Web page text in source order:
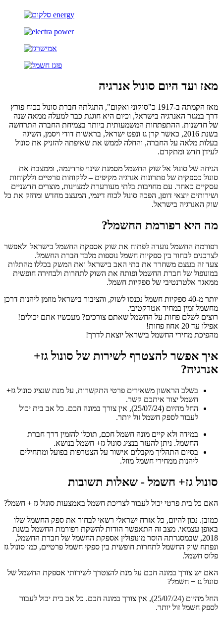
מאז ועד היום סונול אנרגיה
מאז הקמתה ב-1917 כ"סוקוני ואקום", התגלתה חברת סונול ככוח פורץ
דרך במגזר האנרגיה בישראל, וכיום היא חוגגת כבר למעלה ממאה שנה
של חדשנות. ההתפתחות המשמעותית ביותר בצמיחת החברה התרחשה
בשנת 2016, כאשר קרן גז ונפט ישראל, בראשות דודי ויסמן, השיגה
בעלות מלאה על החברה, והחלה לממש את שאיפתה להזניק את סונול
לעידן חדש ומתקדם.
הגיחה של סונול אל שוק החשמל מסמנת שינוי פרדיגמה, וממצבת את
סונול כספקית של פתרונות אנרגיה מקיפים – ללקוחות פרטיים וללקוחות
עסקיים כאחד. עם מחויבות בלתי מעורערת למצוינות, מוצרים חדשניים
ושירותים יוצאי דופן, הפכה סונול לכוח דינמי, המעצב מחדש ומחזק את כל
שוק האנרגיה בישראל.
מה היא רפורמת החשמל?
רפורמת החשמל נועדה לפתוח את שוק אספקת החשמל בישראל ולאפשר
לצרכנים לבחור בין ספקיות חשמל נוספות מלבד חברת החשמל.
צעד זה בעצם משחרר את בתי האב בישראל ואת המשק בכללו מהתלות
במונופול של חברת החשמל ופותח את השוק לתחרות ולבחירה חופשית
ממאגר אלטרנטיבי של ספקיות חשמל.
יותר מ-40 ספקיות חשמל נכנסו לשוק, והציבור בישראל מוזמן ליהנות דרכן
מחשמל זמין במחיר אטרקטיבי.
רוצים לשלם פחות על החשמל שאתם צורכים? מעכשיו אתם יכולים!
אפילו עד 20 אחוז פחות!
מהפיכת מחירי החשמל בישראל יוצאת לדרך!
איך אפשר להצטרף לשירות של סונול גז+
אנרגיה?
בשלב הראשון משאירים פרטי התקשרות, על מנת שנציג סונול גז+
חשמל יצור איתכם קשר.
החל מהיום (25/07/24), אין צורך במונה חכם. כל אב בית יכול
לעבור לספק חשמל זול יותר.
במידה ולא קיים מונה חשמל חכם, תוכלו להזמין דרך חברת
החשמל. ניתן להעזר בנציג סונול גז+ חשמל בנושא.
בסיום התהליך מקבלים אישור על הצטרפות בפועל ומתחילים
ליהנות ממחירי חשמל מוזל.
סונול גז+ חשמל - שאלות תשובות​
האם כל בית פרטי יכול לעבור לצריכת חשמל באמצעות סונול גז + חשמל?
כמובן. נכון להיום, כל אזרח ישראלי רשאי לבחור את ספק החשמל שלו
באופן עצמאי. מצב זה התאפשר הודות להשקת רפורמת החשמל בשנת
2018, שבמסגרתה הוסר מונופולין אספקת החשמל של חברת החשמל,
ונפתח שוק החשמל לתחרות חופשית בין ספקי חשמל פרטיים, כמו סונול גז
פלוס חשמל.
האם יש צורך במונה חכם על מנת להצטרך לשירותי אספקת החשמל של
סונול גז + חשמל?
החל מהיום (25/07/24), אין צורך במונה חכם. כל אב בית יכול לעבור
לספק חשמל זול יותר.